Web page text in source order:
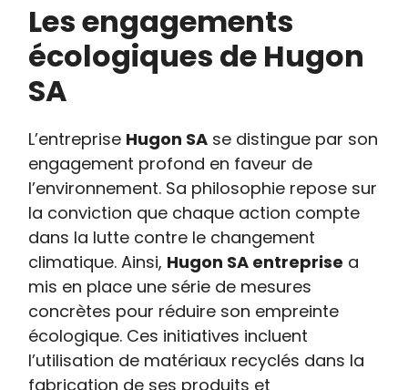
Les engagements
écologiques de Hugon
SA
L’entreprise Hugon SA se distingue par son
engagement profond en faveur de
l’environnement. Sa philosophie repose sur
la conviction que chaque action compte
dans la lutte contre le changement
climatique. Ainsi, Hugon SA entreprise a
mis en place une série de mesures
concrètes pour réduire son empreinte
écologique. Ces initiatives incluent
l’utilisation de matériaux recyclés dans la
fabrication de ses produits et